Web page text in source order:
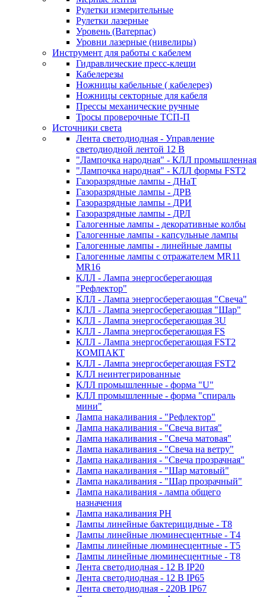
Рулетки измерительные
Рулетки лазерные
Уровень (Ватерпас)
Уровни лазерные (нивелиры)
Инструмент для работы с кабелем
Гидравлические пресс-клещи
Кабелерезы
Ножницы кабельные ( кабелерез)
Ножницы секторные для кабеля
Прессы механические ручные
Тросы проверочные ТСП-П
Источники света
Лента светодиодная - Управление
светодиодной лентой 12 В
"Лампочка народная" - КЛЛ промышленная
"Лампочка народная" - КЛЛ формы FST2
Газоразрядные лампы - ДНаТ
Газоразрядные лампы - ДРВ
Газоразрядные лампы - ДРИ
Газоразрядные лампы - ДРЛ
Галогенные лампы - декоративные колбы
Галогенные лампы - капсульные лампы
Галогенные лампы - линейные лампы
Галогенные лампы с отражателем MR11
MR16
КЛЛ - Лампа энергосберегающая
"Рефлектор"
КЛЛ - Лампа энергосберегающая "Свеча"
КЛЛ - Лампа энергосберегающая "Шар"
КЛЛ - Лампа энергосберегающая 3U
КЛЛ - Лампа энергосберегающая FS
КЛЛ - Лампа энергосберегающая FST2
КОМПАКТ
КЛЛ - Лампа энергосберегающая FSТ2
КЛЛ неинтегрированные
КЛЛ промышленные - форма "U"
КЛЛ промышленные - форма "спираль
мини"
Лампа накаливания - "Рефлектор"
Лампа накаливания - "Свеча витая"
Лампа накаливания - "Свеча матовая"
Лампа накаливания - "Свеча на ветру"
Лампа накаливания - "Свеча прозрачная"
Лампа накаливания - "Шар матовый"
Лампа накаливания - "Шар прозрачный"
Лампа накаливания - лампа общего
назначения
Лампа накаливания РН
Лампы линейные бактерицидные - Т8
Лампы линейные люминесцентные - Т4
Лампы линейные люминесцентные - Т5
Лампы линейные люминесцентные - Т8
Лента светодиодная - 12 В IP20
Лента светодиодная - 12 В IP65
Лента светодиодная - 220В IP67